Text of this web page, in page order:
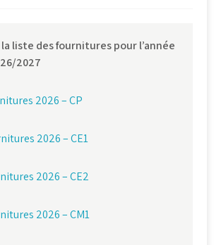
liste des fournitures pour l’année
2027
2026 – CP
2026 – CE1
2026 – CE2
2026 – CM1